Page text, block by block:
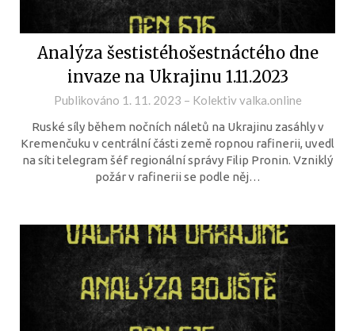
Analýza šestistéhošestnáctého dne
invaze na Ukrajinu 1.11.2023
Publikováno 1. 11. 2023 – Kolektiv valka.online
Ruské síly během nočních náletů na Ukrajinu zasáhly v
Kremenčuku v centrální části země ropnou rafinerii, uvedl
na síti telegram šéf regionální správy Filip Pronin. Vzniklý
požár v rafinerii se podle něj…